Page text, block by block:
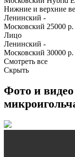
Нижние и верхние
Ленинский -
Московский 25000 р.
Лицо
Ленинский -
Московский 30000 р.
Смотреть все
Скрыть
Фото и